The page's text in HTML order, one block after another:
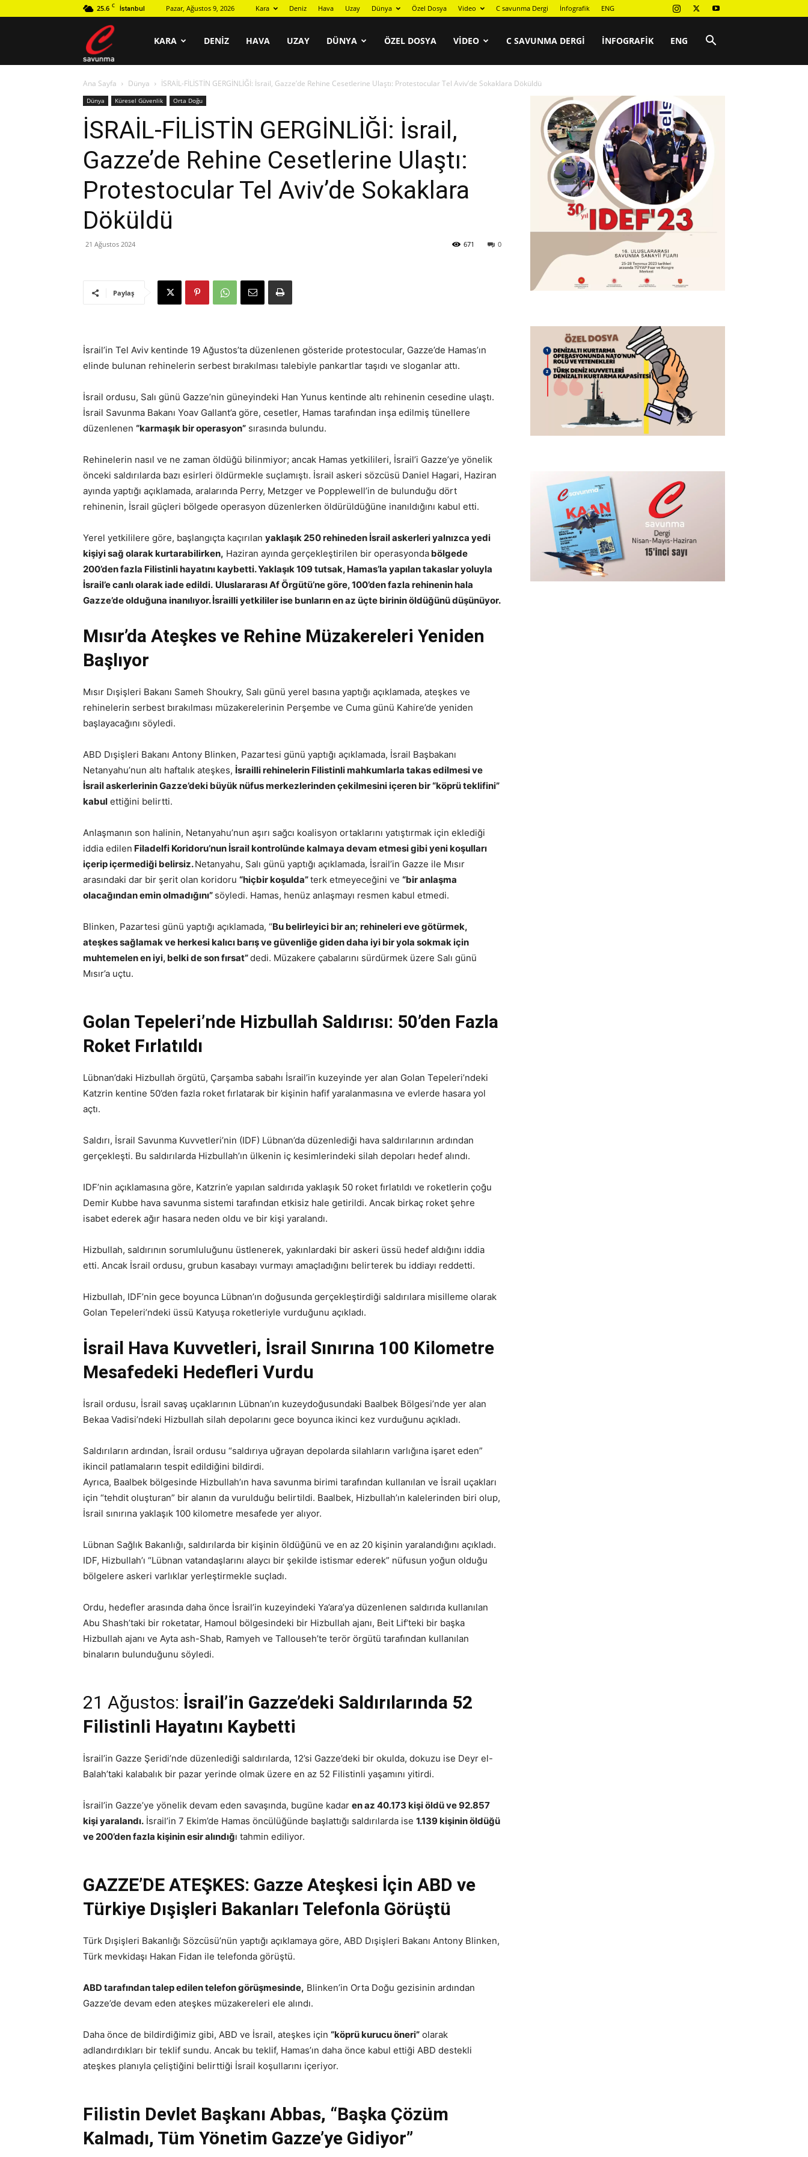
25.6 C İstanbul Pazar, Ağustos 9, 2026 Kara Deniz Hava Uzay Dünya Özel Dosya Video C savunma Dergi İnfografik ENG
savunma
KARA DENIZ HAVA UZAY DÜNYA ÖZEL DOSYA VIDEO C SAVUNMA DERGI İNFOGRAFIK ENG
Ana Sayfa Dünya İSRAİL-FİLİSTİN GERGİNLİĞİ: İsrail, Gazze’de Rehine Cesetlerine Ulaştı: Protestocular Tel Aviv’de Sokaklara Döküldü
Dünya Küresel Güvenlik Orta Doğu
İSRAİL-FİLİSTİN GERGİNLİĞİ: İsrail,
Gazze’de Rehine Cesetlerine Ulaştı:
Protestocular Tel Aviv’de Sokaklara
Döküldü
21 Ağustos 2024 0
671
Paylaş
İsrail’in Tel Aviv kentinde 19 Ağustos’ta düzenlenen gösteride protestocular, Gazze’de Hamas’ın
elinde bulunan rehinelerin serbest bırakılması talebiyle pankartlar taşıdı ve sloganlar attı.
İsrail ordusu, Salı günü Gazze’nin güneyindeki Han Yunus kentinde altı rehinenin cesedine ulaştı.
İsrail Savunma Bakanı Yoav Gallant’a göre, cesetler, Hamas tarafından inşa edilmiş tünellere
düzenlenen “karmaşık bir operasyon” sırasında bulundu.
Rehinelerin nasıl ve ne zaman öldüğü bilinmiyor; ancak Hamas yetkilileri, İsrail’i Gazze’ye yönelik
önceki saldırılarda bazı esirleri öldürmekle suçlamıştı. İsrail askeri sözcüsü Daniel Hagari, Haziran
ayında yaptığı açıklamada, aralarında Perry, Metzger ve Popplewell’in de bulunduğu dört
rehinenin, İsrail güçleri bölgede operasyon düzenlerken öldürüldüğüne inanıldığını kabul etti.
Yerel yetkililere göre, başlangıçta kaçırılan yaklaşık 250 rehineden İsrail askerleri yalnızca yedi
kişiyi sağ olarak kurtarabilirken, Haziran ayında gerçekleştirilen bir operasyonda bölgede
200’den fazla Filistinli hayatını kaybetti. Yaklaşık 109 tutsak, Hamas’la yapılan takaslar yoluyla
İsrail’e canlı olarak iade edildi. Uluslararası Af Örgütü’ne göre, 100’den fazla rehinenin hala
Gazze’de olduğuna inanılıyor. İsrailli yetkililer ise bunların en az üçte birinin öldüğünü düşünüyor.
Mısır’da Ateşkes ve Rehine Müzakereleri Yeniden
Başlıyor
Mısır Dışişleri Bakanı Sameh Shoukry, Salı günü yerel basına yaptığı açıklamada, ateşkes ve
rehinelerin serbest bırakılması müzakerelerinin Perşembe ve Cuma günü Kahire’de yeniden
başlayacağını söyledi.
ABD Dışişleri Bakanı Antony Blinken, Pazartesi günü yaptığı açıklamada, İsrail Başbakanı
Netanyahu’nun altı haftalık ateşkes, İsrailli rehinelerin Filistinli mahkumlarla takas edilmesi ve
İsrail askerlerinin Gazze’deki büyük nüfus merkezlerinden çekilmesini içeren bir “köprü teklifini”
kabul ettiğini belirtti.
Anlaşmanın son halinin, Netanyahu’nun aşırı sağcı koalisyon ortaklarını yatıştırmak için eklediği
iddia edilen Filadelfi Koridoru’nun İsrail kontrolünde kalmaya devam etmesi gibi yeni koşulları
içerip içermediği belirsiz.Netanyahu, Salı günü yaptığı açıklamada, İsrail’in Gazze ile Mısır
arasındaki dar bir şerit olan koridoru “hiçbir koşulda”terk etmeyeceğini ve “bir anlaşma
olacağından emin olmadığını” söyledi. Hamas, henüz anlaşmayı resmen kabul etmedi.
Blinken, Pazartesi günü yaptığı açıklamada, “Bu belirleyici bir an; rehineleri eve götürmek,
ateşkes sağlamak ve herkesi kalıcı barış ve güvenliğe giden daha iyi bir yola sokmak için
muhtemelen en iyi, belki de son fırsat”dedi. Müzakere çabalarını sürdürmek üzere Salı günü
Mısır’a uçtu.
Golan Tepeleri’nde Hizbullah Saldırısı: 50’den Fazla
Roket Fırlatıldı
Lübnan’daki Hizbullah örgütü, Çarşamba sabahı İsrail’in kuzeyinde yer alan Golan Tepeleri’ndeki
Katzrin kentine 50’den fazla roket fırlatarak bir kişinin hafif yaralanmasına ve evlerde hasara yol
açtı.
Saldırı, İsrail Savunma Kuvvetleri’nin (IDF) Lübnan’da düzenlediği hava saldırılarının ardından
gerçekleşti. Bu saldırılarda Hizbullah’ın ülkenin iç kesimlerindeki silah depoları hedef alındı.
IDF’nin açıklamasına göre, Katzrin’e yapılan saldırıda yaklaşık 50 roket fırlatıldı ve roketlerin çoğu
Demir Kubbe hava savunma sistemi tarafından etkisiz hale getirildi. Ancak birkaç roket şehre
isabet ederek ağır hasara neden oldu ve bir kişi yaralandı.
Hizbullah, saldırının sorumluluğunu üstlenerek, yakınlardaki bir askeri üssü hedef aldığını iddia
etti. Ancak İsrail ordusu, grubun kasabayı vurmayı amaçladığını belirterek bu iddiayı reddetti.
Hizbullah, IDF’nin gece boyunca Lübnan’ın doğusunda gerçekleştirdiği saldırılara misilleme olarak
Golan Tepeleri’ndeki üssü Katyuşa roketleriyle vurduğunu açıkladı.
İsrail Hava Kuvvetleri, İsrail Sınırına 100 Kilometre
Mesafedeki Hedefleri Vurdu
İsrail ordusu, İsrail savaş uçaklarının Lübnan’ın kuzeydoğusundaki Baalbek Bölgesi’nde yer alan
Bekaa Vadisi’ndeki Hizbullah silah depolarını gece boyunca ikinci kez vurduğunu açıkladı.
Saldırıların ardından, İsrail ordusu “saldırıya uğrayan depolarda silahların varlığına işaret eden”
ikincil patlamaların tespit edildiğini bildirdi.
Ayrıca, Baalbek bölgesinde Hizbullah’ın hava savunma birimi tarafından kullanılan ve İsrail uçakları
için “tehdit oluşturan” bir alanın da vurulduğu belirtildi. Baalbek, Hizbullah’ın kalelerinden biri olup,
İsrail sınırına yaklaşık 100 kilometre mesafede yer alıyor.
Lübnan Sağlık Bakanlığı, saldırılarda bir kişinin öldüğünü ve en az 20 kişinin yaralandığını açıkladı.
IDF, Hizbullah’ı “Lübnan vatandaşlarını alaycı bir şekilde istismar ederek” nüfusun yoğun olduğu
bölgelere askeri varlıklar yerleştirmekle suçladı.
Ordu, hedefler arasında daha önce İsrail’in kuzeyindeki Ya’ara’ya düzenlenen saldırıda kullanılan
Abu Shash’taki bir roketatar, Hamoul bölgesindeki bir Hizbullah ajanı, Beit Lif’teki bir başka
Hizbullah ajanı ve Ayta ash-Shab, Ramyeh ve Tallouseh’te terör örgütü tarafından kullanılan
binaların bulunduğunu söyledi.
21 Ağustos: İsrail’in Gazze’deki Saldırılarında 52
Filistinli Hayatını Kaybetti
İsrail’in Gazze Şeridi’nde düzenlediği saldırılarda, 12’si Gazze’deki bir okulda, dokuzu ise Deyr el-
Balah’taki kalabalık bir pazar yerinde olmak üzere en az 52 Filistinli yaşamını yitirdi.
İsrail’in Gazze’ye yönelik devam eden savaşında, bugüne kadar en az 40.173 kişi öldü ve 92.857
kişi yaralandı. İsrail’in 7 Ekim’de Hamas öncülüğünde başlattığı saldırılarda ise 1.139 kişinin öldüğü
ve 200’den fazla kişinin esir alındığı tahmin ediliyor.
GAZZE’DE ATEŞKES: Gazze Ateşkesi İçin ABD ve
Türkiye Dışişleri Bakanları Telefonla Görüştü
Türk Dışişleri Bakanlığı Sözcüsü’nün yaptığı açıklamaya göre, ABD Dışişleri Bakanı Antony Blinken,
Türk mevkidaşı Hakan Fidan ile telefonda görüştü.
ABD tarafından talep edilen telefon görüşmesinde, Blinken’in Orta Doğu gezisinin ardından
Gazze’de devam eden ateşkes müzakereleri ele alındı.
Daha önce de bildirdiğimiz gibi, ABD ve İsrail, ateşkes için “köprü kurucu öneri” olarak
adlandırdıkları bir teklif sundu. Ancak bu teklif, Hamas’ın daha önce kabul ettiği ABD destekli
ateşkes planıyla çeliştiğini belirttiği İsrail koşullarını içeriyor.
Filistin Devlet Başkanı Abbas, “Başka Çözüm
Kalmadı, Tüm Yönetim Gazze’ye Gidiyor”